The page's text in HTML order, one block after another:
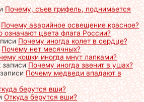
Почему, съев грифель, поднимается
Почему аварийное освещение красное?
означают цвета флага России?
Почему иногда колет в сердце?
Почему нет месячных?
кошки иногда мнут лапками?
записиПочему иногда звенит в ушах?
Почему медведи впадают в
берутся вши?
Откуда берутся вши?